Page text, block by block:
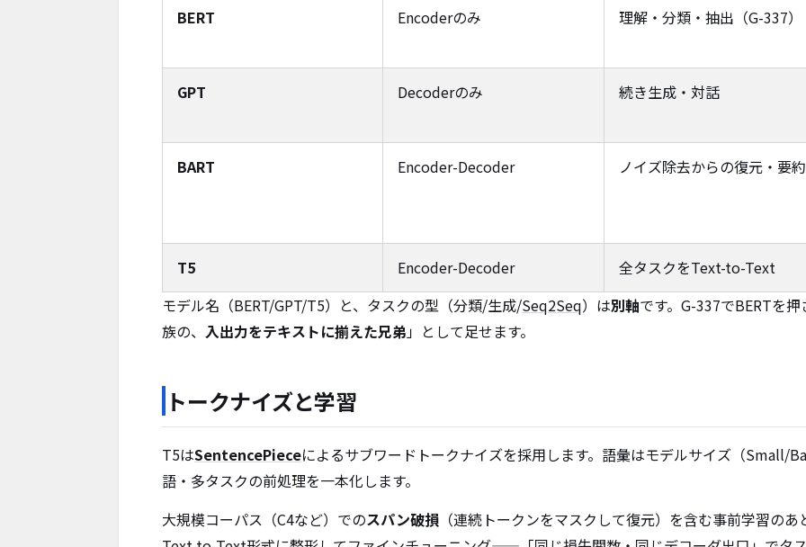
BERT Encoderのみ 理解・分類・抽出（G-337）
GPT Decoderのみ 続き生成・対話
BART Encoder-Decoder ノイズ除去からの復元・要約
T5 Encoder-Decoder
全タスクをText-to-Text
モデル名（BERT/GPT/T5）と、タスクの型（分類/生成/Seq2Seq）は別軸です。G-337でBERTを
族の、 入出力をテキストに揃えた兄弟」として足せます。
トークナイズと学習
T5はSentencePieceによるサブワードトークナイズを採用します。語彙はモデルサイズ（Small/
語・多タスクの前処理を一本化します。
大規模コーパス（C4など）でのスパン破損 （連続トークンをマスクして復元）を含む事前学習の